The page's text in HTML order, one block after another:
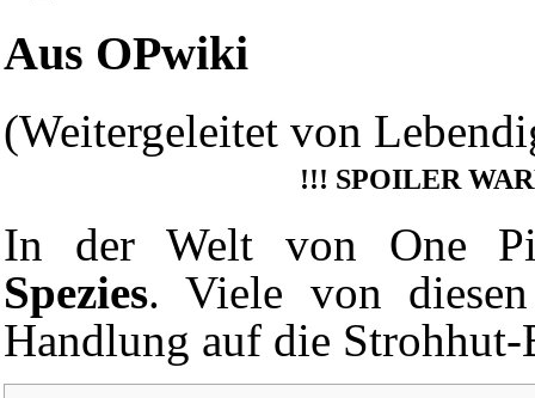
Aus OPwiki
(Weitergeleitet von
!!! SPOILER
In der Weltvon One
Spezies. Viele von
Handlung auf die Strohhut-